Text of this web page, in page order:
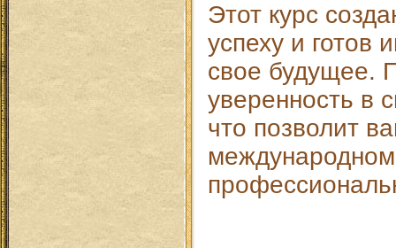
Этот курс
успеху и готов
свое будущее.
уверенность в
что позволит